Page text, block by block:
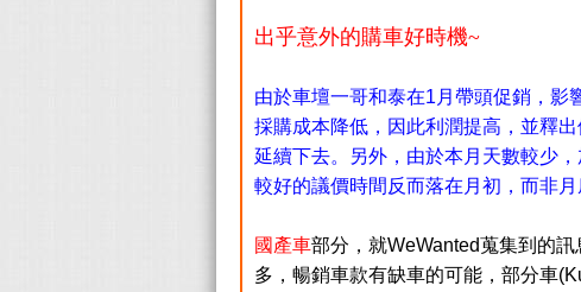
出乎意外的購車好時機~
由於車壇一哥和泰在1月帶頭促銷，影
採購成本降低，因此利潤提高，並釋
延續下去。另外，由於本月天數較少
較好的議價時間反而落在月初，而非
國產車部分，就WeWanted蒐集到的
多，暢銷車款有缺車的可能，部分車